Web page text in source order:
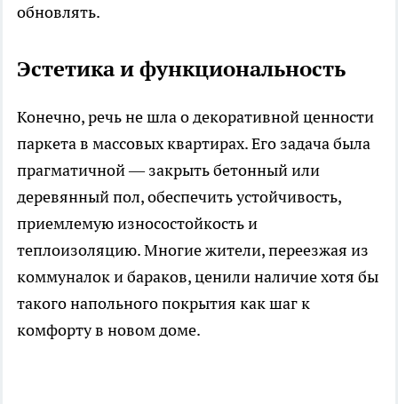
обновлять.
Эстетика и функциональность
Конечно, речь не шла о декоративной ценности
паркета в массовых квартирах. Его задача была
прагматичной — закрыть бетонный или
деревянный пол, обеспечить устойчивость,
приемлемую износостойкость и
теплоизоляцию. Многие жители, переезжая из
коммуналок и бараков, ценили наличие хотя бы
такого напольного покрытия как шаг к
комфорту в новом доме.